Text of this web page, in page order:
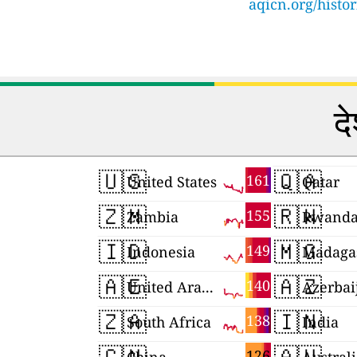
aqicn.org/
🇺🇸 161
United States
🇿🇲 155
Zambia
🇮🇩 149
Indonesia
🇦🇪 140
United Arab Emirates
🇿🇦 138
South Africa
🇶🇦Qatar
🇷🇼
🇲🇬
🇦🇿
🇮🇳India